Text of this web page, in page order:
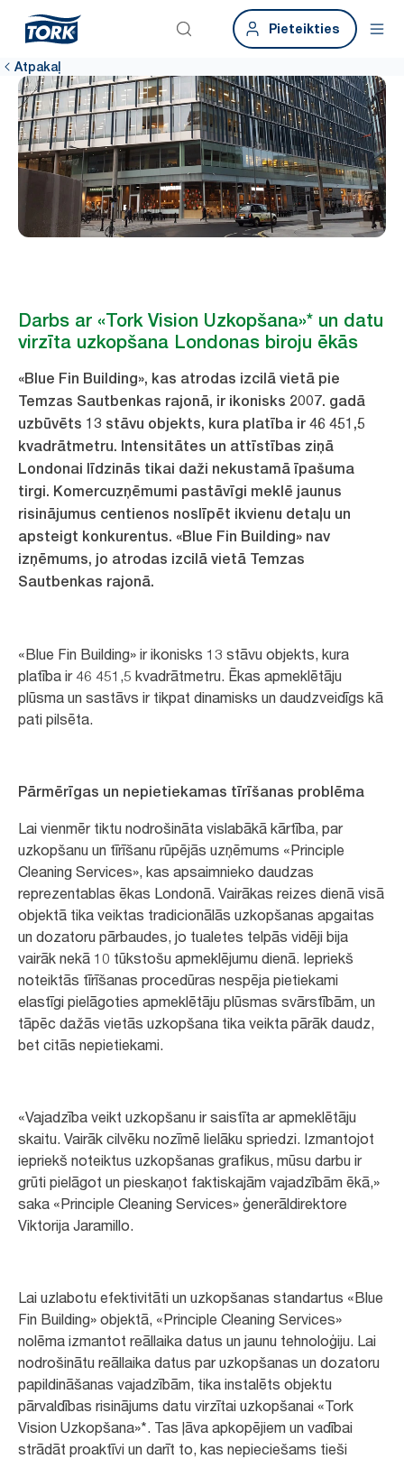
Pieteikties
Atpakaļ
Darbs ar «Tork Vision Uzkopšana»* un datu
virzīta uzkopšana Londonas biroju ēkās
«Blue Fin Building», kas atrodas izcilā vietā pie
Temzas Sautbenkas rajonā, ir ikonisks 2007. gadā
uzbūvēts 13 stāvu objekts, kura platība ir 46 451,5
kvadrātmetru. Intensitātes un attīstības ziņā
Londonai līdzinās tikai daži nekustamā īpašuma
tirgi. Komercuzņēmumi pastāvīgi meklē jaunus
risinājumus centienos noslīpēt ikvienu detaļu un
apsteigt konkurentus. «Blue Fin Building» nav
izņēmums, jo atrodas izcilā vietā Temzas
Sautbenkas rajonā.
«Blue Fin Building» ir ikonisks 13 stāvu objekts, kura
platība ir 46 451,5 kvadrātmetru. Ēkas apmeklētāju
plūsma un sastāvs ir tikpat dinamisks un daudzveidīgs kā
pati pilsēta.
Pārmērīgas un nepietiekamas tīrīšanas problēma
Lai vienmēr tiktu nodrošināta vislabākā kārtība, par
uzkopšanu un tīrīšanu rūpējās uzņēmums «Principle
Cleaning Services», kas apsaimnieko daudzas
reprezentablas ēkas Londonā. Vairākas reizes dienā visā
objektā tika veiktas tradicionālās uzkopšanas apgaitas
un dozatoru pārbaudes, jo tualetes telpās vidēji bija
vairāk nekā 10 tūkstošu apmeklējumu dienā. Iepriekš
noteiktās tīrīšanas procedūras nespēja pietiekami
elastīgi pielāgoties apmeklētāju plūsmas svārstībām, un
tāpēc dažās vietās uzkopšana tika veikta pārāk daudz,
bet citās nepietiekami.
«Vajadzība veikt uzkopšanu ir saistīta ar apmeklētāju
skaitu. Vairāk cilvēku nozīmē lielāku spriedzi. Izmantojot
iepriekš noteiktus uzkopšanas grafikus, mūsu darbu ir
grūti pielāgot un pieskaņot faktiskajām vajadzībām ēkā,»
saka «Principle Cleaning Services» ģenerāldirektore
Viktorija Jaramillo.
Lai uzlabotu efektivitāti un uzkopšanas standartus «Blue
Fin Building» objektā, «Principle Cleaning Services»
nolēma izmantot reāllaika datus un jaunu tehnoloģiju. Lai
nodrošinātu reāllaika datus par uzkopšanas un dozatoru
papildināšanas vajadzībām, tika instalēts objektu
pārvaldības risinājums datu virzītai uzkopšanai «Tork
Vision Uzkopšana»*. Tas ļāva apkopējiem un vadībai
strādāt proaktīvi un darīt to, kas nepieciešams tieši